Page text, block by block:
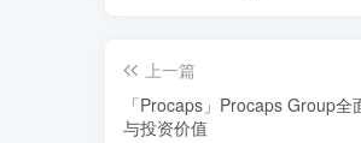
上一篇
「Procaps」Procaps Group
与投资价值